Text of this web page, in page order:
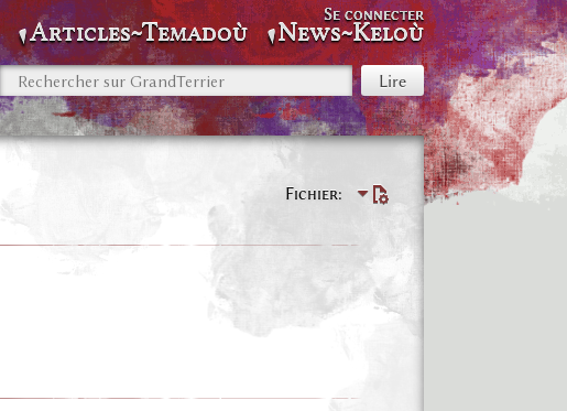
Articles~Temadoù News~Keloù
Se connecter
Fichier